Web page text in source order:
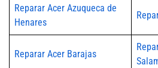
Reparar Acer Azuqueca de
Henares
Reparar Acer Barajas